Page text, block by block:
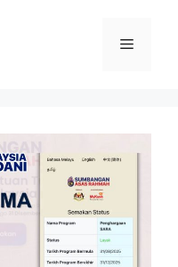
Menu